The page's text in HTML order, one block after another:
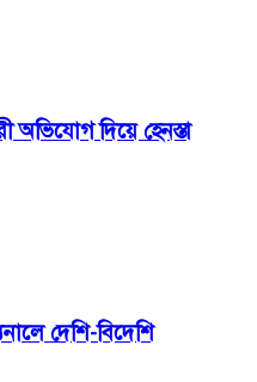
অভিযোগ দিয়ে হেনস্তা
দেশি-বিদেশি